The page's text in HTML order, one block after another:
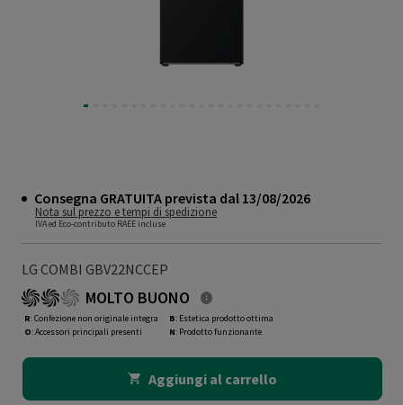
Consegna GRATUITA prevista dal 13/08/2026
Nota sul prezzo e tempi di spedizione
IVA ed Eco-contributo RAEE incluse
LG COMBI GBV22NCCEP
MOLTO BUONO
R: Confezione non originale integra
O: Accessori principali presenti
B: Estetica prodotto ottima
N: Prodotto funzionante
Aggiungi al carrello